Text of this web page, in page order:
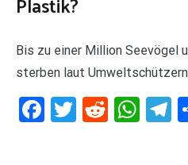
Plastik?
Bis zu einer Million Seevögel
sterben laut
Facebook
Twitter
Reddit